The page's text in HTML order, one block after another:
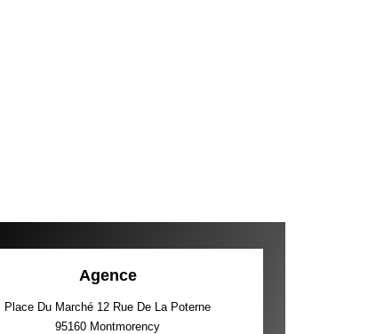
Agence
Place Du Marché 12 Rue De La Poterne
95160 Montmorency